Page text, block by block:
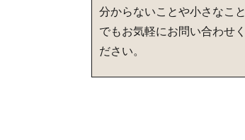
分からないことや小さなこと
でもお気軽にお問い合わせく
ださい。